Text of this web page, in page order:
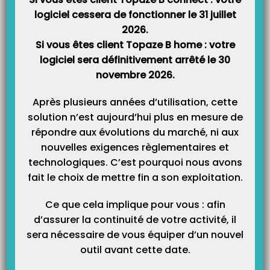
Catégorieslogiciel cessera de fonctionner le 31 juillet
2026.
Si vous êtes client Topaze B home : votre
logiciel sera définitivement arrêté le 30
novembre 2026.
Après plusieurs années d’utilisation, cette
solution n’est aujourd’hui plus en mesure de
répondre aux évolutions du marché, ni aux
nouvelles exigences règlementaires et
technologiques. C’est pourquoi nous avons
fait le choix de mettre fin a son exploitation.
Ce que cela implique pour vous : afin
d’assurer la continuité de votre activité, il
sera nécessaire de vous équiper d’un nouvel
outil avant cette date.